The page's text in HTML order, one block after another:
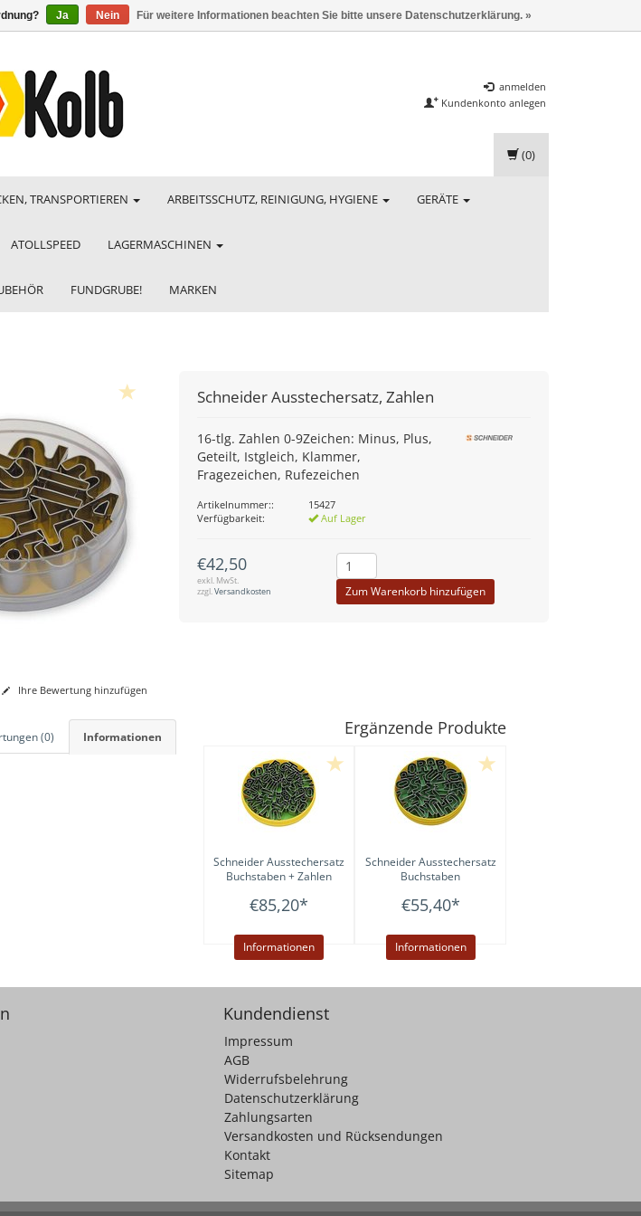
anmelden
Kundenkonto anlegen
TRANSPORTIEREN ARBEITSSCHUTZ, REINIGUNG, HYGIENE GERÄTE
ATOLLSPEED LAGERMASCHINEN
FUNDGRUBE! MARKEN
(0)
SchneiderAusstechersatz, Zahlen
16-tlg. Zahlen 0-9Zeichen: Minus, Plus,
Geteilt, Istgleich, Klammer,
Fragezeichen, Rufezeichen
Artikelnummer::
15427
Verfügbarkeit:
Auf Lager
€42,50
exkl. MwSt.
zzgl.Versandkosten Zum Warenkorb hinzufügen
Ihre Bewertung hinzufügen
Informationen
(0) Ergänzende Produkte
SchneiderAusstechersatz
Buchstaben + Zahlen
€85,20*
Informationen
SchneiderAusstechersatz
Buchstaben
€55,40*
Informationen
Kundendienst
Impressum
AGB
Widerrufsbelehrung
Datenschutzerklärung
Zahlungsarten
Versandkosten und Rücksendungen
Kontakt
Sitemap
Ja Nein Für weitere Informationen beachten Sie bitte unsere Datenschutzerklärung. »